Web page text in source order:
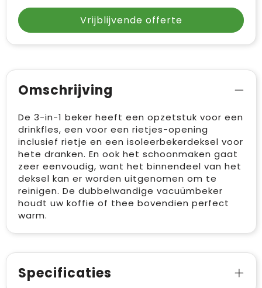
Vrijblijvende offerte
Omschrijving
De 3-in-1 beker heeft een opzetstuk voor een
drinkfles, een voor een rietjes-opening
inclusief rietje en een isoleerbekerdeksel voor
hete dranken. En ook het schoonmaken gaat
zeer eenvoudig, want het binnendeel van het
deksel kan er worden uitgenomen om te
reinigen. De dubbelwandige vacuümbeker
houdt uw koffie of thee bovendien perfect
warm.
Specificaties